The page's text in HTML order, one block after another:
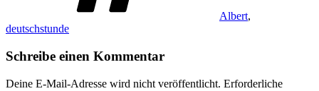
Albert,
deutschstunde
Schreibe einen Kommentar
Deine E-Mail-Adresse wird nicht veröffentlicht. Erforderliche